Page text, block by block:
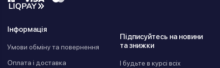
Інформація
Умови обміну та повернення
Оплата і доставка
Підписуйтесь на новини
та знижки
І будьте в курсі всіх